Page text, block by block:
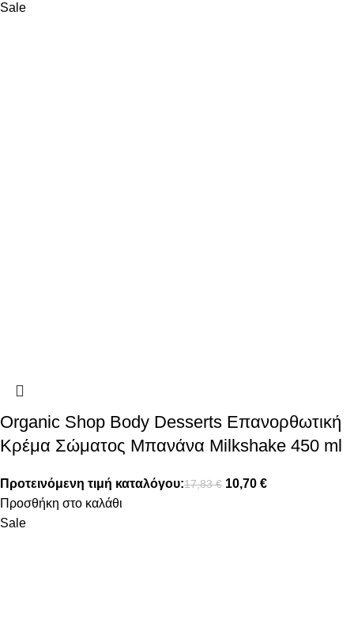
Sale
Organic Shop Body Desserts Επανορθωτική
Κρέμα Σώματος Μπανάνα Milkshake 450 ml
Προτεινόμενη τιμή καταλόγου:17,83€ 10,70 €
Προσθήκη στο καλάθι
Sale